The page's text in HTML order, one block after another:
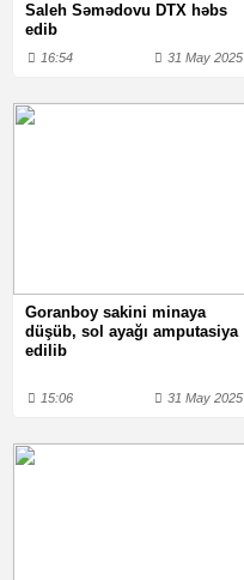
Saleh Səmədovu DTX həbs
edib
16:54 31 May 2025
Goranboy sakini minaya
düşüb, sol ayağı amputasiya
edilib
15:06 31 May 2025